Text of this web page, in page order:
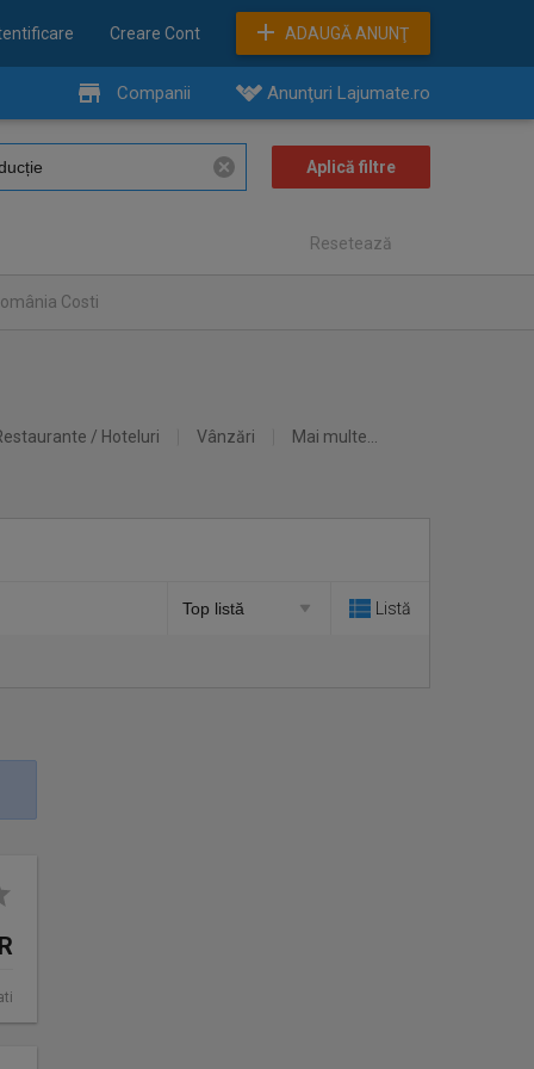
Creare Cont ADAUGĂ ANUNŢ
Companii Anunţuri Lajumate.ro
Resetează
Costi
/ Hoteluri Vânzări Mai multe...
Listă